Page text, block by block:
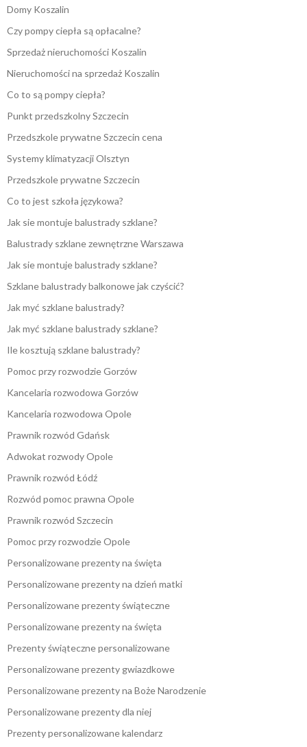
Domy Koszalin
Czy pompy ciepła są opłacalne?
Sprzedaż nieruchomości Koszalin
Nieruchomości na sprzedaż Koszalin
Co to są pompy ciepła?
Punkt przedszkolny Szczecin
Przedszkole prywatne Szczecin cena
Systemy klimatyzacji Olsztyn
Przedszkole prywatne Szczecin
Co to jest szkoła językowa?
Jak sie montuje balustrady szklane?
Balustrady szklane zewnętrzne Warszawa
Jak sie montuje balustrady szklane?
Szklane balustrady balkonowe jak czyścić?
Jak myć szklane balustrady?
Jak myć szklane balustrady szklane?
Ile kosztują szklane balustrady?
Pomoc przy rozwodzie Gorzów
Kancelaria rozwodowa Gorzów
Kancelaria rozwodowa Opole
Prawnik rozwód Gdańsk
Adwokat rozwody Opole
Prawnik rozwód Łódź
Rozwód pomoc prawna Opole
Prawnik rozwód Szczecin
Pomoc przy rozwodzie Opole
Personalizowane prezenty na święta
Personalizowane prezenty na dzień matki
Personalizowane prezenty świąteczne
Personalizowane prezenty na święta
Prezenty świąteczne personalizowane
Personalizowane prezenty gwiazdkowe
Personalizowane prezenty na Boże Narodzenie
Personalizowane prezenty dla niej
Prezenty personalizowane kalendarz